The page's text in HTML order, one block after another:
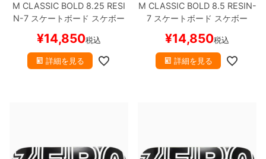
M CLASSIC BOLD 8.25 RESI
N-7 スケートボード スケボー
¥14,850税込
詳細を見る
M CLASSIC BOLD 8.5 RESIN-
7 スケートボード スケボー
¥14,850税込
詳細を見る